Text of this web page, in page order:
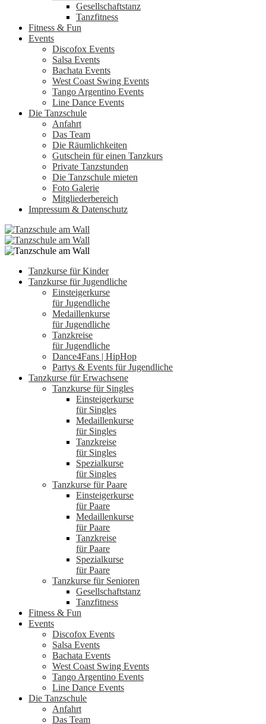
Gesellschaftstanz
Tanzfitness
Fitness & Fun
Events
Discofox Events
Salsa Events
Bachata Events
West Coast Swing Events
Tango Argentino Events
Line Dance Events
Die Tanzschule
Anfahrt
Das Team
Die Räumlichkeiten
Gutschein für einen Tanzkurs
Private Tanzstunden
Die Tanzschule mieten
Foto Galerie
Mitgliederbereich
Impressum & Datenschutz
Tanzkurse für Kinder
Tanzkurse für Jugendliche
Einsteigerkurse
für Jugendliche
Medaillenkurse
für Jugendliche
Tanzkreise
für Jugendliche
Dance4Fans | HipHop
Partys & Events für Jugendliche
Tanzkurse für Erwachsene
Tanzkurse für Singles
Einsteigerkurse
für Singles
Medaillenkurse
für Singles
Tanzkreise
für Singles
Spezialkurse
für Singles
Tanzkurse für Paare
Einsteigerkurse
für Paare
Medaillenkurse
für Paare
Tanzkreise
für Paare
Spezialkurse
für Paare
Tanzkurse für Senioren
Gesellschaftstanz
Tanzfitness
Fitness & Fun
Events
Discofox Events
Salsa Events
Bachata Events
West Coast Swing Events
Tango Argentino Events
Line Dance Events
Die Tanzschule
Anfahrt
Das Team